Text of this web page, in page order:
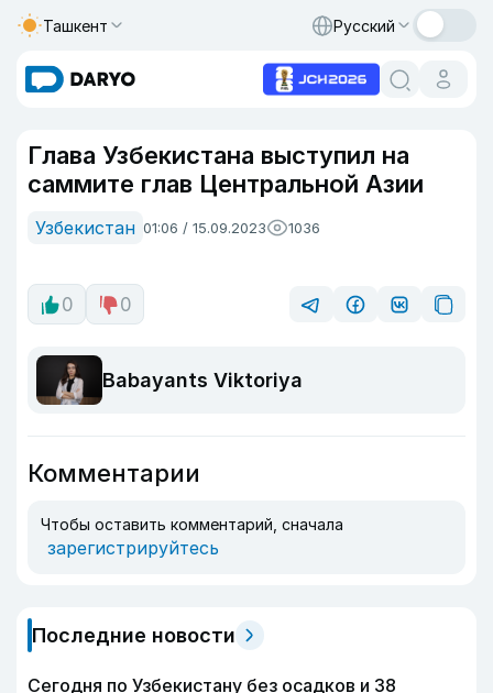
Ташкент Русский
Глава Узбекистана выступил на
саммите глав Центральной Азии
Узбекистан 01:06 / 15.09.2023 1036
0 0
Babayants Viktoriya
Комментарии
Чтобы оставить комментарий, сначала
зарегистрируйтесь
Последние новости
Сегодня по Узбекистану без осадков и 38